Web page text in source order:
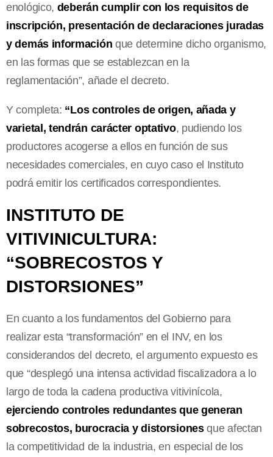
enológico, deberán cumplir con los requisitos de
inscripción, presentación de declaraciones juradas
y demás información que determine dicho organismo,
en las formas que se establezcan en la
reglamentación”, añade el decreto.
Y completa: “Los controles de origen, añada y
varietal, tendrán carácter optativo, pudiendo los
productores acogerse a ellos en función de sus
necesidades comerciales, en cuyo caso el Instituto
podrá emitir los certificados correspondientes.
INSTITUTO DE
VITIVINICULTURA:
“SOBRECOSTOS Y
DISTORSIONES”
En cuanto a los fundamentos del Gobierno para
realizar esta “transformación” en el INV, en los
considerandos del decreto, el argumento expuesto es
que “desplegó una intensa actividad fiscalizadora a lo
largo de toda la cadena productiva vitivinícola,
ejerciendo controles redundantes que generan
sobrecostos, burocracia y distorsionesque afectan
la competitividad de la industria, en especial de los